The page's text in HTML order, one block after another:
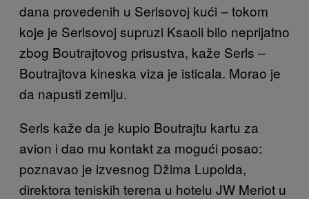
dana provedenih u Serlsovoj kući – tokom
koje je Serlsovoj supruzi Ksaoli bilo neprijatno
zbog Boutrajtovog prisustva, kaže Serls –
Boutrajtova kineska viza je isticala. Morao je
da napusti zemlju.
Serls kaže da je kupio Boutrajtu kartu za
avion i dao mu kontakt za mogući posao:
poznavao je izvesnog Džima Lupolda,
direktora teniskih terena u hotelu JW Meriot u